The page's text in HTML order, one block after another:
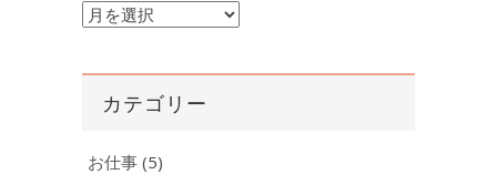
ア
カ
カテゴリー
お仕事 (5)